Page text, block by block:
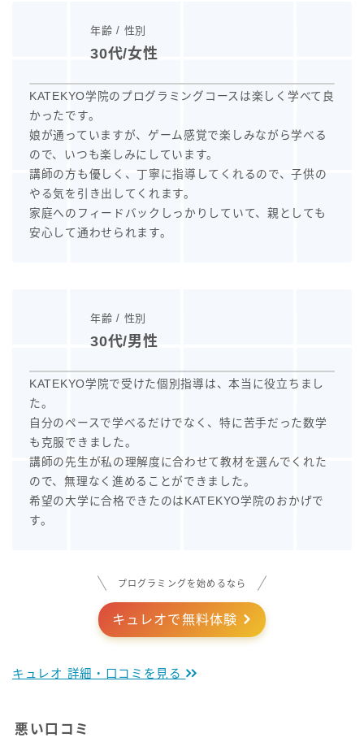
年齢 / 性別
30代/女性
KATEKYO学院のプログラミングコースは楽しく学べて良
かったです。
娘が通っていますが、ゲーム感覚で楽しみながら学べる
ので、いつも楽しみにしています。
講師の方も優しく、丁寧に指導してくれるので、子供の
やる気を引き出してくれます。
家庭へのフィードバックしっかりしていて、親としても
安心して通わせられます。
年齢 / 性別
30代/男性
KATEKYO学院で受けた個別指導は、本当に役立ちまし
た。
自分のペースで学べるだけでなく、特に苦手だった数学
も克服できました。
講師の先生が私の理解度に合わせて教材を選んでくれた
ので、無理なく進めることができました。
希望の大学に合格できたのはKATEKYO学院のおかげで
す。
プログラミングを始めるなら
キュレオで無料体験
キュレオ 詳細・口コミを見る
悪い口コミ